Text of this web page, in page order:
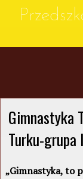
Gimnastyka
Turku-grupa I
„Gimnastyka, to